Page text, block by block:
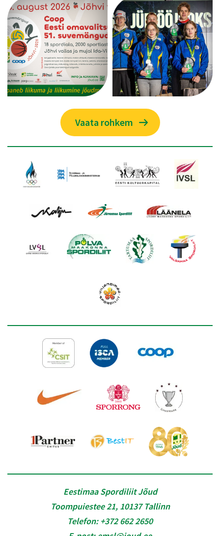
Vaata rohkem
Eestimaa Spordiliit Jõud
Toompuiestee 21, 10137 Tallinn
Telefon: +372 662 2650